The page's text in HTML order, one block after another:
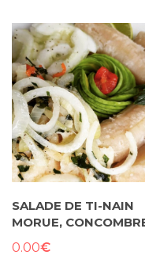
SALADE DE TI-NAIN
MORUE,
0.00€